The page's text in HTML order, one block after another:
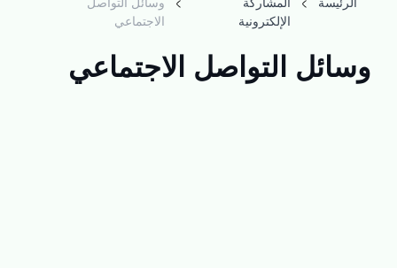
الإلكترونية
الاجتماعي
وسائل التواصل الاجتماعي